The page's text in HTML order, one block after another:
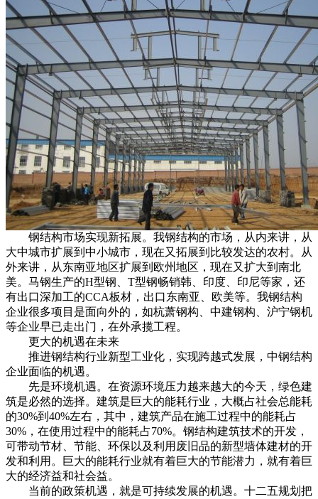
钢结构市场实现新拓展。我钢结构的市场，从内来讲，从
大中城市扩展到中小城市，现在又拓展到比较发达的农村。从
外来讲，从东南亚地区扩展到欧州地区，现在又扩大到南北
美。马钢生产的H型钢、T型钢畅销韩、印度、印尼等家，还
有出口深加工的CCA板材，出口东南亚、欧美等。我钢结构
企业很多项目是面向外的，如杭萧钢构、中建钢构、沪宁钢机
等企业早已走出门，在外承揽工程。
更大的机遇在未来
推进钢结构行业新型工业化，实现跨越式发展，中钢结构
企业面临的机遇。
先是环境机遇。在资源环境压力越来越大的今天，绿色建
筑是必然的选择。建筑是巨大的能耗行业，大概占社会总能耗
的30%到40%左右，其中，建筑产品在施工过程中的能耗占
30%，在使用过程中的能耗占70%。钢结构建筑技术的开发，
可带动节材、节能、环保以及利用废旧品的新型墙体建材的开
发和利用。巨大的能耗行业就有着巨大的节能潜力，就有着巨
大的经济益和社会益。
当前的政策机遇，就是可持续发展的机遇。十二五规划把